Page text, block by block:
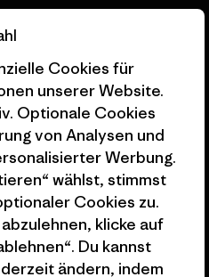
Österreich
Cookies für
unserer Website.
Optionale Cookies
von Analysen und
Werbung.
wählst, stimmst
Cookies zu.
klicke auf
Du kannst
ändern, indem